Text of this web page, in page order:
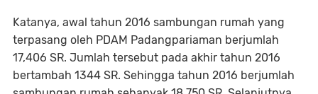
Katanya, awal tahun 2016 sambungan rumah yang
terpasang oleh PDAM Padangpariaman berjumlah
17,406 SR. Jumlah tersebut pada akhir tahun 2016
bertambah 1344 SR. Sehingga tahun 2016 berjumlah